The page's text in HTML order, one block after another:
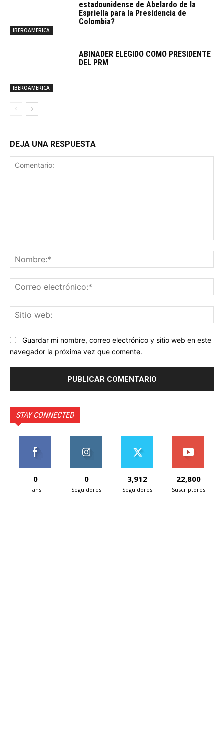
IBEROAMERICA
estadounidense de Abelardo de la
Espriella para la Presidencia de
Colombia?
IBEROAMERICA
ABINADER ELEGIDO COMO PRESIDENTE
DEL PRM
DEJA UNA RESPUESTA
Guardar mi nombre, correo electrónico y sitio web en este
navegador la próxima vez que comente.
STAY CONNECTED
0
Fans
0
Seguidores
3,912
Seguidores
22,800
Suscriptores